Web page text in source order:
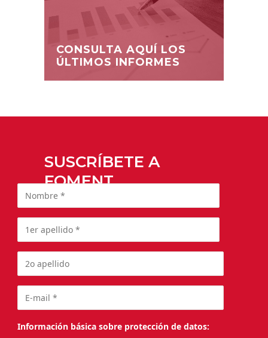
CONSULTA AQUÍ LOS
ÚLTIMOS INFORMES
SUSCRÍBETE A
FOMENT
Información básica sobre protección de datos: